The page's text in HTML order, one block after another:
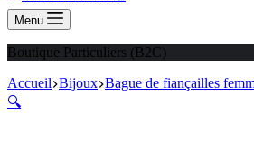
Menu
Boutique Particuliers (B2C)
Accueil Bijoux Bague de fiançailles
🔍